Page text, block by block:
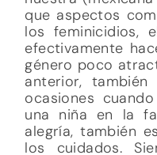
que aspectos
los feminicidios,
efectivamente
género poco
anterior,
ocasiones
una niña en la
alegría, también
los cuidados.